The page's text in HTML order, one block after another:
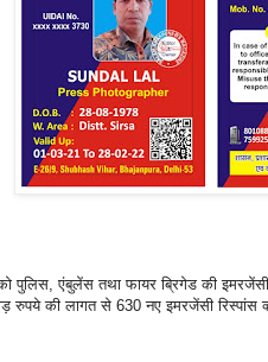
को पुलिस, एंबुलेंस तथा फायर ब्रिगेड की
रुपये की लागत से 630 नए इमरजेंसी रिस्पांस